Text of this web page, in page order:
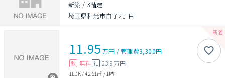
新築 / 3階建
埼玉県和光市白子2丁目
11.95 万円 /管理費3,300円
敷 無料 礼 23.9万円
1LDK/42.51㎡ / 1階